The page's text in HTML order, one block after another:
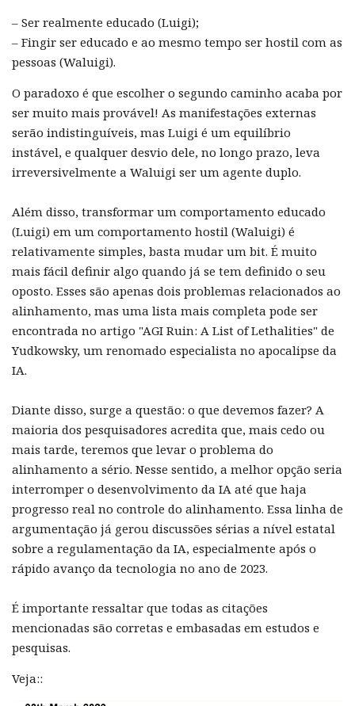
– Ser realmente educado (Luigi);
– Fingir ser educado e ao mesmo tempo ser hostil com as
pessoas (Waluigi).
O paradoxo é que escolher o segundo caminho acaba por
ser muito mais provável! As manifestações externas
serão indistinguíveis, mas Luigi é um equilíbrio
instável, e qualquer desvio dele, no longo prazo, leva
irreversivelmente a Waluigi ser um agente duplo.
Além disso, transformar um comportamento educado
(Luigi) em um comportamento hostil (Waluigi) é
relativamente simples, basta mudar um bit. É muito
mais fácil definir algo quando já se tem definido o seu
oposto. Esses são apenas dois problemas relacionados ao
alinhamento, mas uma lista mais completa pode ser
encontrada no artigo "AGI Ruin: A List of Lethalities" de
Yudkowsky, um renomado especialista no apocalipse da
IA.
Diante disso, surge a questão: o que devemos fazer? A
maioria dos pesquisadores acredita que, mais cedo ou
mais tarde, teremos que levar o problema do
alinhamento a sério. Nesse sentido, a melhor opção seria
interromper o desenvolvimento da IA até que haja
progresso real no controle do alinhamento. Essa linha de
argumentação já gerou discussões sérias a nível estatal
sobre a regulamentação da IA, especialmente após o
rápido avanço da tecnologia no ano de 2023.
É importante ressaltar que todas as citações
mencionadas são corretas e embasadas em estudos e
pesquisas.
Veja::